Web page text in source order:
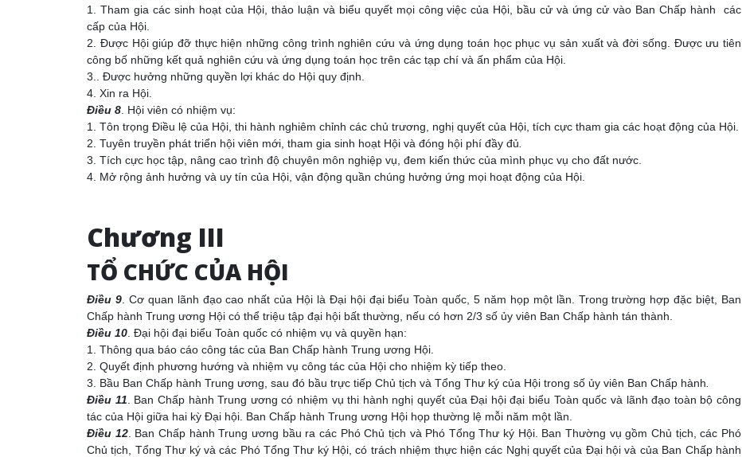
1. Tham gia các sinh hoạt của Hội, thảo luận và biểu quyết mọi công việc của Hội, bầu cử và ứng cử vào Ban Chấp hành các
cấp của Hội.
2. Được Hội giúp đỡ thực hiện những công trình nghiên cứu và ứng dụng toán học phục vụ sản xuất và đời sống. Được ưu tiên
công bố những kết quả nghiên cứu và ứng dụng toán học trên các tạp chí và ấn phẩm của Hội.
3.. Được hưởng những quyền lợi khác do Hội quy định.
4. Xin ra Hội.
Điều 8 . Hội viên có nhiệm vụ:
1. Tôn trọng Điều lệ của Hội, thi hành nghiêm chỉnh các chủ trương, nghị quyết của Hội, tích cực tham gia các hoạt động của Hội.
2. Tuyên truyền phát triển hội viên mới, tham gia sinh hoạt Hội và đóng hội phí đầy đủ
3. Tích cực học tập, nâng cao trình độ chuyên môn nghiệp vụ, đem kiến thức của mình phục vụ cho đất nước.
4. Mở rộng ảnh hưởng và uy tín của Hội, vận động quần chúng hưởng ứng mọi hoạt động của Hội.
Chương III
TỔ CHỨC CỦA HỘI
Điều 9. Cơ quan lãnh đạo cao nhất của Hội là Đại hội đại biểu Toàn quốc, 5 năm họp một lần. Trong trường hợp đặc biệt, Ban
Chấp hành Trung ương Hội có thể triệu tập đại hội bất thường, nếu có hơn 2/3 số ủy viên Ban Chấp hành tán thành.
Điều 10 . Đại hội đại biểu Toàn quốc có nhiệm vụ và quyền hạn:
1. Thông qua báo cáo công tác của Ban Chấp hành Trung ương Hội.
2. Quyết định phương hướng và nhiệm vụ công tác của Hội cho nhiệm kỳ tiếp theo.
3. Bầu Ban Chấp hành Trung ương, sau đó bầu trực tiếp Chủ tịch và Tổng Thư ký của Hội trong số ủy viên Ban Chấp hành
Điều 11 . Ban Chấp hành Trung ương có nhiệm vụ thi hành nghị quyết của Đại hội đại biểu Toàn quốc và lãnh đạo toàn bộ công
tác của Hội giữa hai kỳ Đại hội. Ban Chấp hành Trung ương Hội họp thường lệ mỗi năm một lần.
Điều 12. Ban Chấp hành Trung ương bầu ra các Phó Chủ tịch và Phó Tổng Thư ký Hội. Ban Thường vụ gồm Chủ tịch, các Phó
Chủ tịch, Tổng Thư ký và các Phó Tổng Thư ký Hội, có trách nhiệm thực hiện các Nghị quyết của Đại hội và của Ban Chấp hành